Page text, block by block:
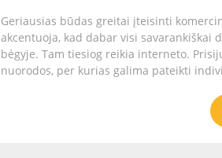
Geriausias būdas greitai įteisinti
akcentuoja, kad dabar visi
bėgyje. Tam tiesiog reikia interneto.
nuorodos, per kurias galima pateikti